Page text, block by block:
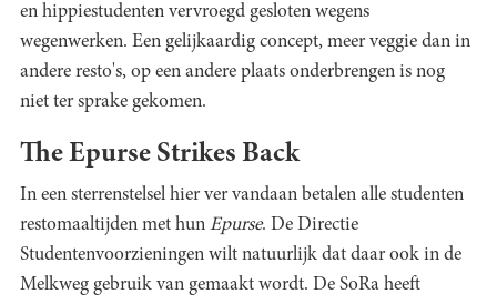
en hippiestudenten vervroegd gesloten wegens
wegenwerken. Een gelijkaardig concept, meer veggie dan in
andere resto's, op een andere plaats onderbrengen is nog
niet ter sprake gekomen.
The Epurse Strikes Back
In een sterrenstelsel hier ver vandaan betalen alle studenten
restomaaltijden met hun Epurse. De Directie
Studentenvoorzieningen wilt natuurlijk dat daar ook in de
Melkweg gebruik van gemaakt wordt. De SoRa heeft